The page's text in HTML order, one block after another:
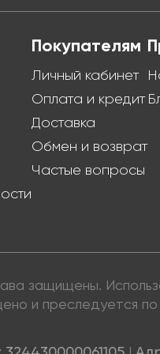
Покупателям
Личный кабинет
Оплата и кредит
Доставка
Обмен и возврат
Частые вопросы
защищены.
и преследуется по